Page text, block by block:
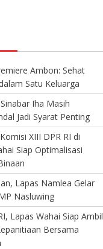
Ambon: Sehat
Satu Keluarga
Iha Masih
Jadi Syarat Penting
XIII DPR RI di
Siap Optimalisasi
Lapas Namlea Gelar
Nasluwing
Lapas Wahai Siap Ambil
Bersama